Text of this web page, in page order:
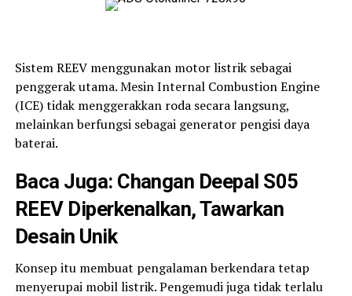
Sistem REEV menggunakan motor listrik sebagai
penggerak utama. Mesin Internal Combustion Engine
(ICE) tidak menggerakkan roda secara langsung,
melainkan berfungsi sebagai generator pengisi daya
baterai.
Baca Juga: Changan Deepal S05
REEV Diperkenalkan, Tawarkan
Desain Unik
Konsep itu membuat pengalaman berkendara tetap
menyerupai mobil listrik. Pengemudi juga tidak terlalu